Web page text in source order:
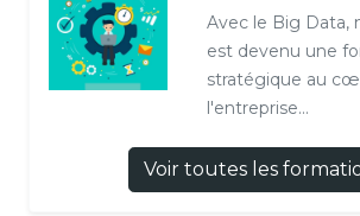
Avec le Big Data,
est devenu une
stratégique au
l'entreprise...
Voir toutes les